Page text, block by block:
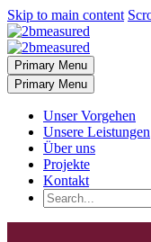
Skip to main content
Primary Menu
Primary Menu
Unser Vorgehen
Unsere Leistungen
Über uns
Projekte
Kontakt